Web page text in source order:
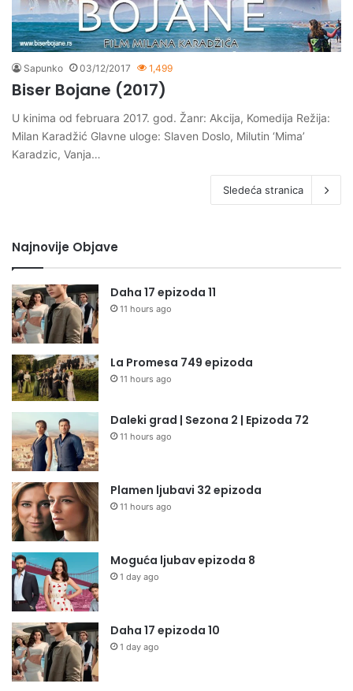
Sapunko 03/12/2017 1,499
Biser Bojane (2017)
U kinima od februara 2017. god. Žanr: Akcija, Komedija Režija:
Milan Karadžić Glavne uloge: Slaven Doslo, Milutin ‘Mima’
Karadzic, Vanja…
Sledeća stranica
Najnovije Objave
Daha 17 epizoda 11
11 hours ago
La Promesa 749 epizoda
11 hours ago
Daleki grad | Sezona 2 | Epizoda 72
11 hours ago
Plamen ljubavi 32 epizoda
11 hours ago
Moguća ljubav epizoda 8
1 day ago
Daha 17 epizoda 10
1 day ago